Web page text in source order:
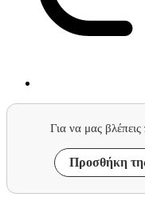
Για να μας
Προσθήκη